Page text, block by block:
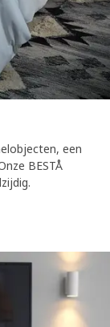
een
BESTÅ